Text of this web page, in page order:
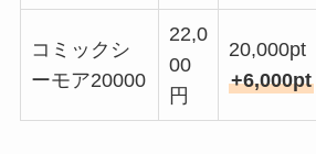
コミックシ
ーモア20000
22,0
00
円
20,000pt
+6,000pt